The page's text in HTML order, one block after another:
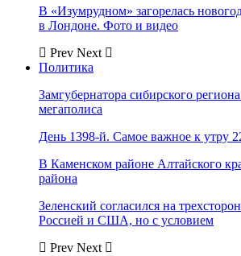
В «Изумрудном» загорелась
в Лондоне. Фото и видео
Prev Next
Политика
Замгубернатора сибирского
мегаполиса
День 1398-й. Самое важное к утру
В Каменском районе Алтайского
района
Зеленский согласился на
Россией и США, но с условием
Prev Next